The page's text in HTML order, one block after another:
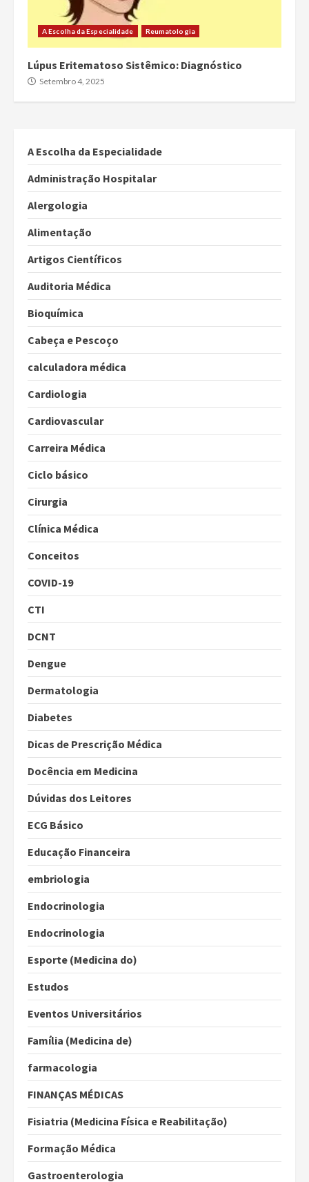
A Escolha da Especialidade Reumatologia
Lúpus Eritematoso Sistêmico: Diagnóstico
Setembro 4, 2025
A Escolha da Especialidade
Administração Hospitalar
Alergologia
Alimentação
Artigos Científicos
Auditoria Médica
Bioquímica
Cabeça e Pescoço
calculadora médica
Cardiologia
Cardiovascular
Carreira Médica
Ciclo básico
Cirurgia
Clínica Médica
Conceitos
COVID-19
CTI
DCNT
Dengue
Dermatologia
Diabetes
Dicas de Prescrição Médica
Docência em Medicina
Dúvidas dos Leitores
ECG Básico
Educação Financeira
embriologia
Endocrinologia
Endocrinologia
Esporte (Medicina do)
Estudos
Eventos Universitários
Família (Medicina de)
farmacologia
FINANÇAS MÉDICAS
Fisiatria (Medicina Física e Reabilitação)
Formação Médica
Gastroenterologia